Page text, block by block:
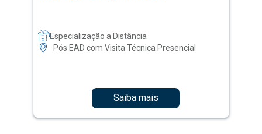
Especialização a Distância
Pós EAD com Visita Técnica Presencial
Saiba mais